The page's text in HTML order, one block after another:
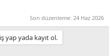
Son düzenleme: 24 Haz 2026
yap yada kayıt ol.